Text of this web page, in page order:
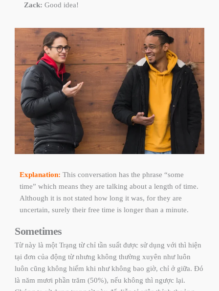
Zack: Good idea!
Explanation:This conversation has the phrase “some
time” which means they are talking about a length of time.
Although it is not stated how long it was, for they are
uncertain, surely their free time is longer than a minute.
Sometimes
Từ này là một Trạng từ chỉ tần suất được sử dụng với thì hiện
tại đơn của động từ nhưng không thường xuyên như luôn
luôn cũng không hiếm khi như không bao giờ, chỉ ở giữa. Đó
là năm mươi phần trăm (50%), nếu không thì ngược lại.